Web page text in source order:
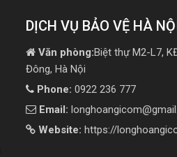
DỊCH VỤ BẢO VỆ HÀ
Văn phòng:Biệt thự M2-L7,
Đông, Hà Nội
Phone: 0922 236 777
Email:
Website: https://